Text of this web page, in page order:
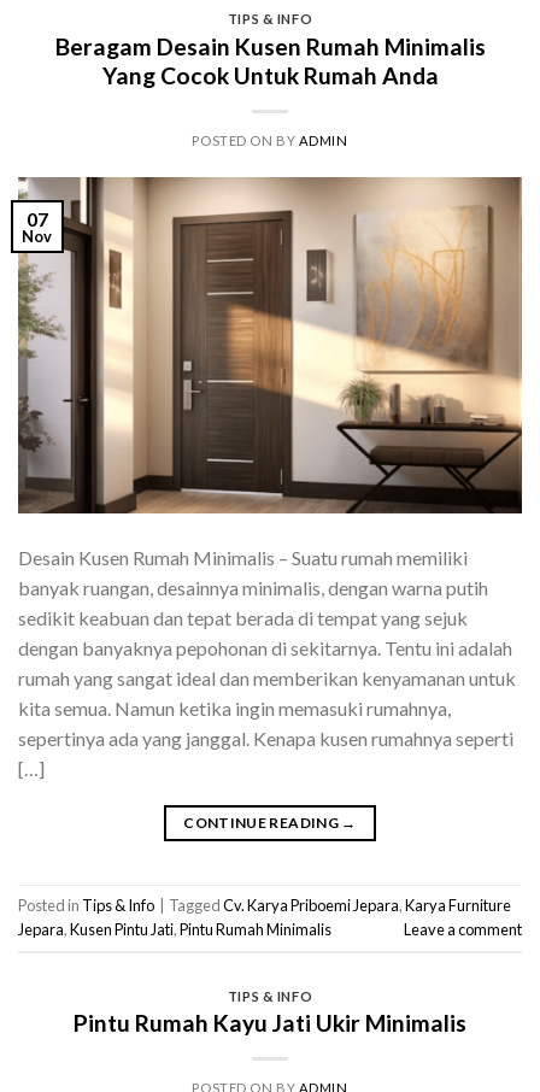
TIPS & INFO
Beragam Desain Kusen Rumah Minimalis
Yang Cocok Untuk Rumah Anda
POSTED ON BY ADMIN
07
Nov
Desain Kusen Rumah Minimalis – Suatu rumah memiliki
banyak ruangan, desainnya minimalis, dengan warna putih
sedikit keabuan dan tepat berada di tempat yang sejuk
dengan banyaknya pepohonan di sekitarnya. Tentu ini adalah
rumah yang sangat ideal dan memberikan kenyamanan untuk
kita semua. Namun ketika ingin memasuki rumahnya,
sepertinya ada yang janggal. Kenapa kusen rumahnya seperti
[…]
CONTINUE READING →
Posted in Tips & Info TaggedCv. Karya Priboemi Jepara,Karya Furniture
Jepara,Kusen Pintu Jati,Pintu Rumah Minimalis Leave a comment
TIPS & INFO
Pintu Rumah Kayu Jati Ukir Minimalis
POSTED ON BY ADMIN